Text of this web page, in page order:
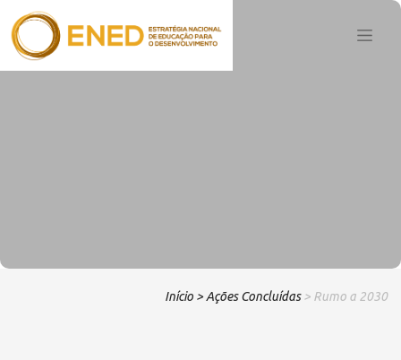
Início > Ações Concluídas > Rumo a 2030